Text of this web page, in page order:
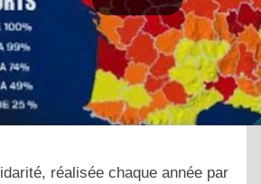
réalisée chaque année par